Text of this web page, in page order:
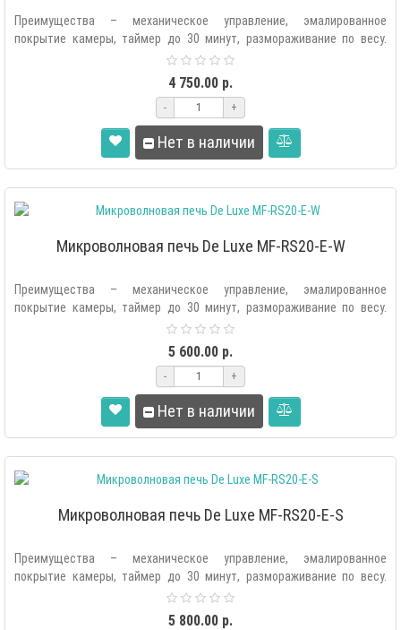
Преимущества – механическое управление, эмалированное
покрытие камеры, таймер до 30 минут, размораживание по весу.
4 750.00 р.
- +
Нет в наличии
Микроволновая печь De Luxe MF-RS20-E-W
Преимущества – механическое управление, эмалированное
покрытие камеры, таймер до 30 минут, размораживание по весу.
5 600.00 р.
- +
Нет в наличии
Микроволновая печь De Luxe MF-RS20-E-S
Преимущества – механическое управление, эмалированное
покрытие камеры, таймер до 30 минут, размораживание по весу.
5 800.00 р.